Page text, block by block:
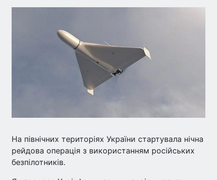
На північних територіях України стартувала нічна
рейдова операція з використанням російських
безпілотників.